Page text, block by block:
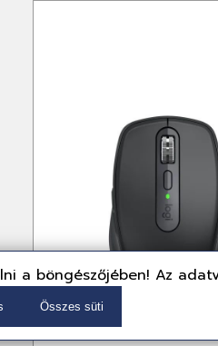
a böngészőjében! Az
Összes süti